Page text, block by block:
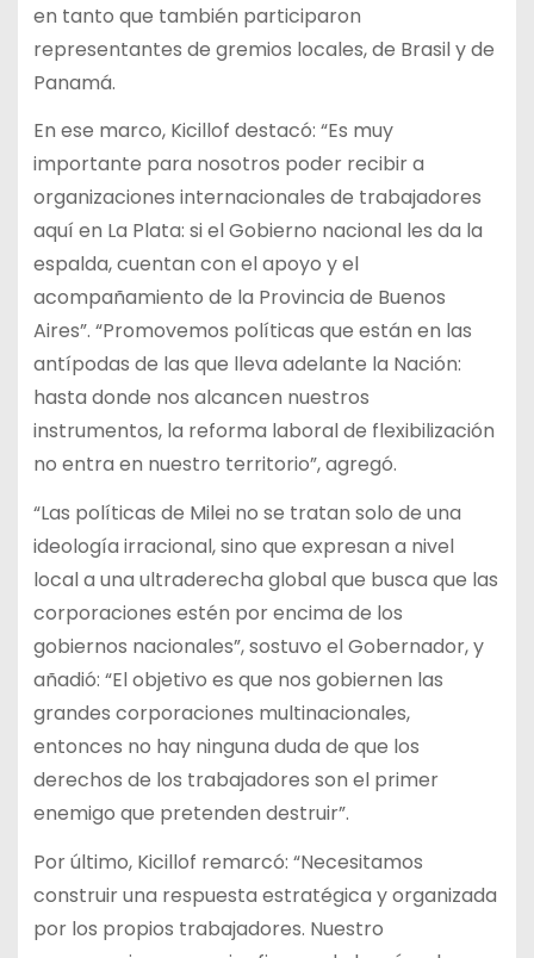
en tanto que también participaron
representantes de gremios locales, de Brasil y de
Panamá.
En ese marco, Kicillof destacó: “Es muy
importante para nosotros poder recibir a
organizaciones internacionales de trabajadores
aquí en La Plata: si el Gobierno nacional les da la
espalda, cuentan con el apoyo y el
acompañamiento de la Provincia de Buenos
Aires”. “Promovemos políticas que están en las
antípodas de las que lleva adelante la Nación:
hasta donde nos alcancen nuestros
instrumentos, la reforma laboral de flexibilización
no entra en nuestro territorio”, agregó.
“Las políticas de Milei no se tratan solo de una
ideología irracional, sino que expresan a nivel
local a una ultraderecha global que busca que las
corporaciones estén por encima de los
gobiernos nacionales”, sostuvo el Gobernador, y
añadió: “El objetivo es que nos gobiernen las
grandes corporaciones multinacionales,
entonces no hay ninguna duda de que los
derechos de los trabajadores son el primer
enemigo que pretenden destruir”.
Por último, Kicillof remarcó: “Necesitamos
construir una respuesta estratégica y organizada
por los propios trabajadores. Nuestro